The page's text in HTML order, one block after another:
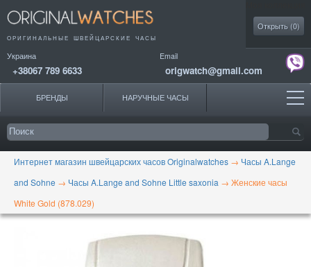
ОРИГИНАЛЬНЫЕ ШВЕЙЦАРСКИЕ ЧАСЫ
Украина
+38067 789 6633
Email
origwatch@gmail.com
Открыть (0)
БРЕНДЫ НАРУЧНЫЕ ЧАСЫ
Интернет магазин швейцарских часов Originalwatches → Часы A.Lange
and Sohne → Часы A.Lange and Sohne Little saxonia → Женские часы
White Gold (878.029)